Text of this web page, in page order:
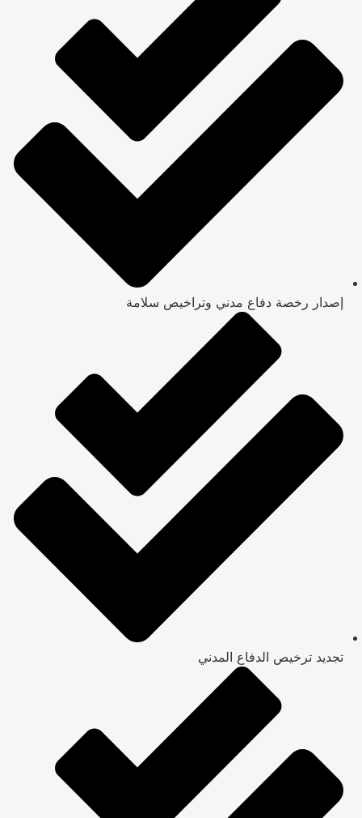
إصدار رخصة دفاع مدني وتراخيص سلامة
تجديد ترخيص الدفاع المدني